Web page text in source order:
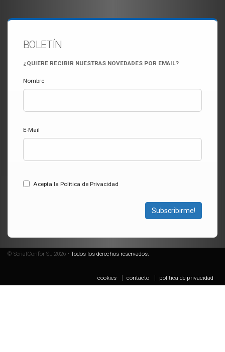
BOLETÍN
¿QUIERE RECIBIR NUESTRAS NOVEDADES POR EMAIL?
Nombre
E-Mail
Acepta la Politica de Privacidad
Subscribirme!
© SeñalConfor SL 2026 • Todos los derechos reservados.
cookies contacto politica-de-privacidad